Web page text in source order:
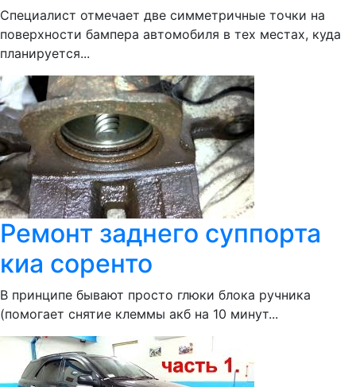
Специалист отмечает две симметричные точки на
поверхности бампера автомобиля в тех местах, куда
планируется...
Ремонт заднего суппорта
киа соренто
В принципе бывают просто глюки блока ручника
(помогает снятие клеммы акб на 10 минут...